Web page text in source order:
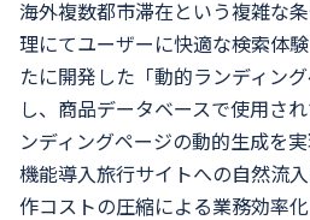
海外複数都市滞在という複雑な
理にてユーザーに快適な検索体
たに開発した「動的ランディン
し、商品データベースで使用さ
ンディングページの動的生成を
機能導入旅行サイトへの自然流
作コストの圧縮による業務効率